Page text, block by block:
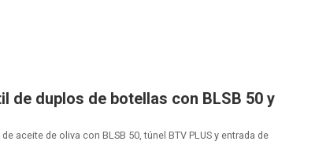
de duplos de botellas con BLSB 50 y
aceite de oliva con BLSB 50, túnel BTV PLUS y entrada de